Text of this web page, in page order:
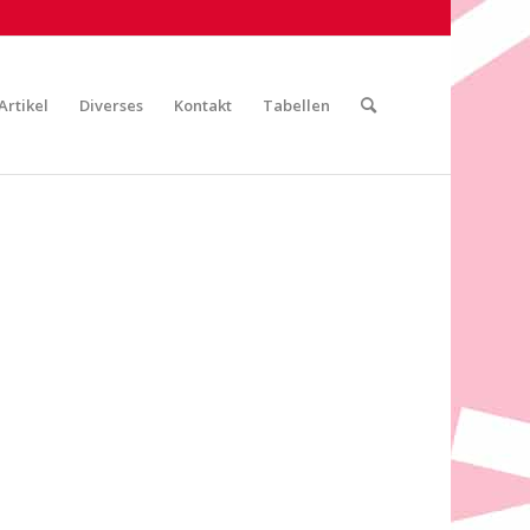
Diverses Kontakt Tabellen